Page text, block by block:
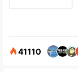
41110